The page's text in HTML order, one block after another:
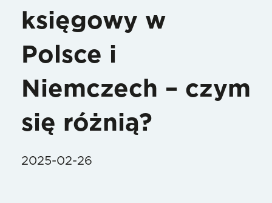
księgowy w
Polsce i
Niemczech – czym
się różnią?
2025-02-26